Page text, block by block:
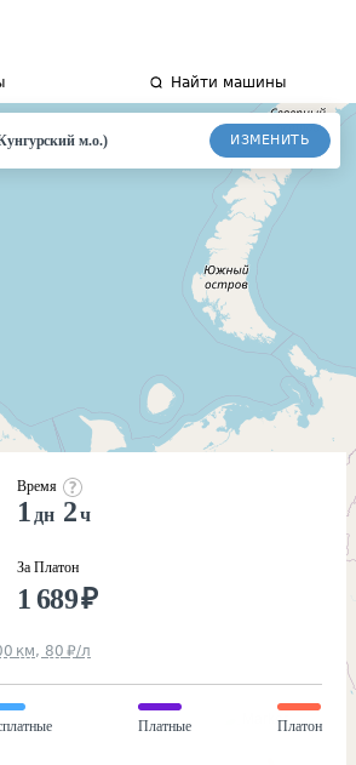
Найти машины
м.о.) ИЗМЕНИТЬ
Время
1 дн 2 ч
За Платон
1 689₽
км, 80 ₽/л
Платные Платон